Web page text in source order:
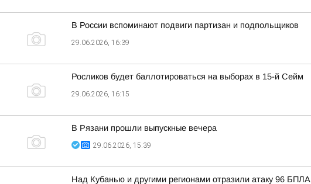
В России вспоминают подвиги партизан и подпольщиков
29.06.2026, 16:39
Росликов будет баллотироваться на выборах в 15-й Сейм
29.06.2026, 16:15
В Рязани прошли выпускные вечера
29.06.2026, 15:39
Над Кубанью и другими регионами отразили атаку 96 БПЛА